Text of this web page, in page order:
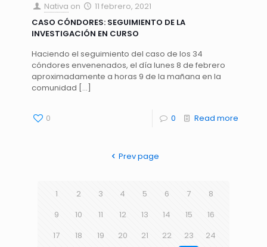
Nativa on
11 febrero, 2021
CASO CÓNDORES: SEGUIMIENTO DE LA
INVESTIGACIÓN EN CURSO
Haciendo el seguimiento del caso de los 34
cóndores envenenados, el día lunes 8 de febrero
aproximadamente a horas 9 de la mañana en la
comunidad […]
0 0 Read more
Prev page
1 2 3 4 5 6 7
8
9
10 11 12 13 14 15
16
17
18 19 20 21 22 23 24